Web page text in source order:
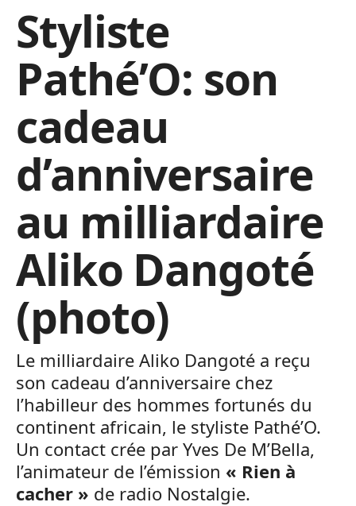
Styliste
Pathé’O: son
cadeau
d’anniversaire
au milliardaire
Aliko Dangoté
(photo)
Le milliardaire Aliko Dangoté a reçu
son cadeau d’anniversaire chez
l’habilleur des hommes fortunés du
continent africain, le styliste Pathé’O.
Un contact crée par Yves De M’Bella,
l’animateur de l’émission « Rien à
cacher » de radio Nostalgie.